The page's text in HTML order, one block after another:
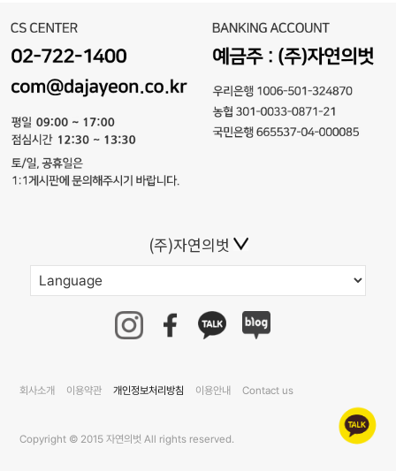
(주)자연의벗
회사소개 이용약관 개인정보처리방침 이용안내 Contact us
Copyright © 2015 자연의벗 All rights reserved.